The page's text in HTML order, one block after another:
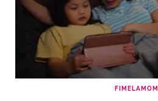
FIMELAMOM